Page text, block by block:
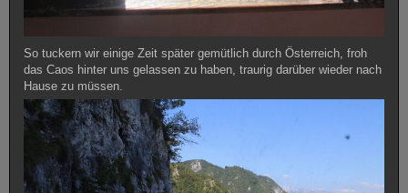
So tuckern wir einige Zeit später gemütlich durch Österreich, froh
das Caos hinter uns gelassen zu haben, traurig darüber wieder nach
Hause zu müssen.